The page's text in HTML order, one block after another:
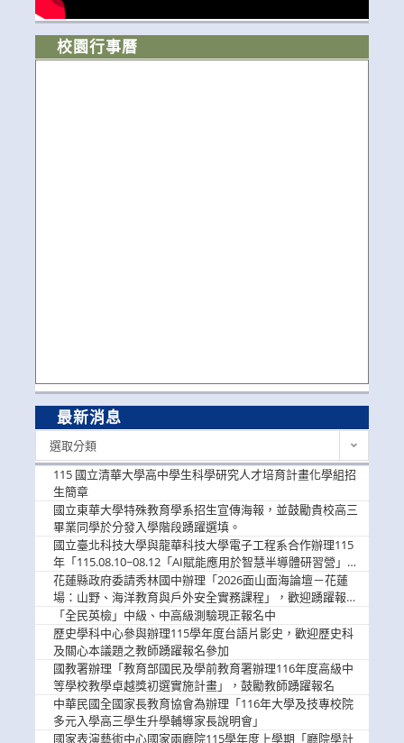
校園行事曆
最新消息
選取分類
115 國立清華大學高中學生科學研究人才培育計畫化學組招
生簡章
國立東華大學特殊教育學系招生宣傳海報，並鼓勵貴校高三
畢業同學於分發入學階段踴躍選填。
國立臺北科技大學與龍華科技大學電子工程系合作辦理115
年「115.08.10~08.12「AI賦能應用於智慧半導體研習營」，
歡迎學生踴躍報名參加
花蓮縣政府委請秀林國中辦理「2026面山面海論壇－花蓮
場：山野、海洋教育與戶外安全實務課程」，歡迎踴躍報名
參加
「全民英檢」中級、中高級測驗現正報名中
歷史學科中心參與辦理115學年度台語片影史，歡迎歷史科
及關心本議題之教師踴躍報名參加
國教署辦理「教育部國民及學前教育署辦理116年度高級中
等學校教學卓越獎初選實施計畫」，鼓勵教師踴躍報名
中華民國全國家長教育協會為辦理「116年大學及技專校院
多元入學高三學生升學輔導家長說明會」
國家表演藝術中心國家兩廳院115學年度上學期「廳院學計